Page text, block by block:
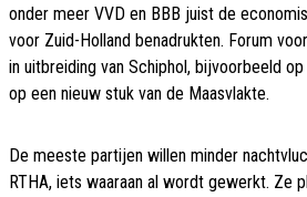
onder meer VVD en BBB juist de
voor Zuid-Holland benadrukten. Forum
in uitbreiding van Schiphol, bijvoorbeeld
op een nieuw stuk van de Maasvlakte.
De meeste partijen willen minder
RTHA, iets waaraan al wordt gewerkt. Ze